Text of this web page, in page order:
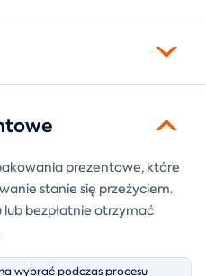
prezentowe, które
stanie się przeżyciem.
lub bezpłatnie otrzymać
wybrać podczas procesu